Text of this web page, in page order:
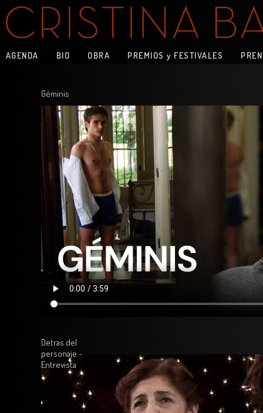
AGENDA BIO OBRA PREMIOS y FESTIVALES
Géminis
Detras del
personaje -
Entrevista